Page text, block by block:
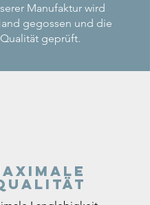
Manufaktur wird
gegossen und die
Qualität geprüft.